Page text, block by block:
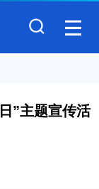
”主题宣传活